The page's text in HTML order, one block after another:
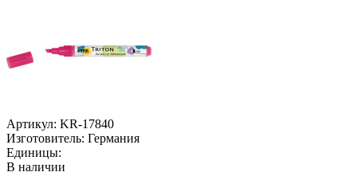
Артикул: KR-17840
Изготовитель: Германия
Единицы:
В наличии